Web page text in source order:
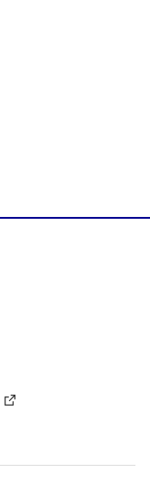
Twitter)
par email